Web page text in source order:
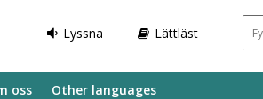
Lyssna Lättläst
oss Other languages